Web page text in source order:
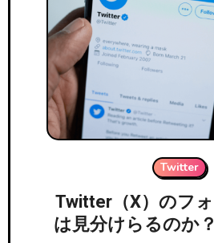
Twitter
Twitter（X）のフ
は見分けらるのか